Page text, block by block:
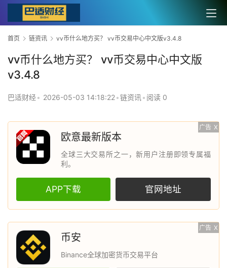
首页 链资讯 vv币什么地方买？ vv币交易中心中文版v3.4.8
vv币什么地方买？ vv币交易中心中文版
v3.4.8
巴适财经• 2026-05-03 14:18:22•链资讯 • 阅读 0
广告 X
欧意最新版本
全球三大交易所之一，新用户注册即领专属福
利。
APP下载 官网地址
广告 X
币安
Binance全球加密货币交易平台